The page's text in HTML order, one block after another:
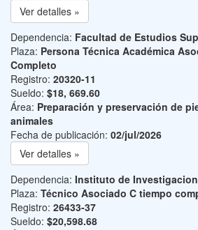
Ver detalles »
Dependencia: Facultad de Estudios
Plaza: Persona Técnica Académica
Completo
Registro: 20320-11
Sueldo: $18, 669.60
Área: Preparación y preservación de
animales
Fecha de publicación: 02/jul/2026
Ver detalles »
Dependencia: Instituto de
Plaza: Técnico Asociado C tiempo
Registro: 26433-37
Sueldo: $20,598.68